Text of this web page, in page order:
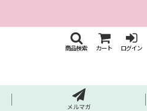
商品検索 カート ログイン
メルマガ